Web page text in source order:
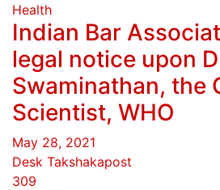
Health
Indian Bar
legal notice upon
Swaminathan, the
Scientist, WHO
May 28, 2021
Desk Takshakapost
309